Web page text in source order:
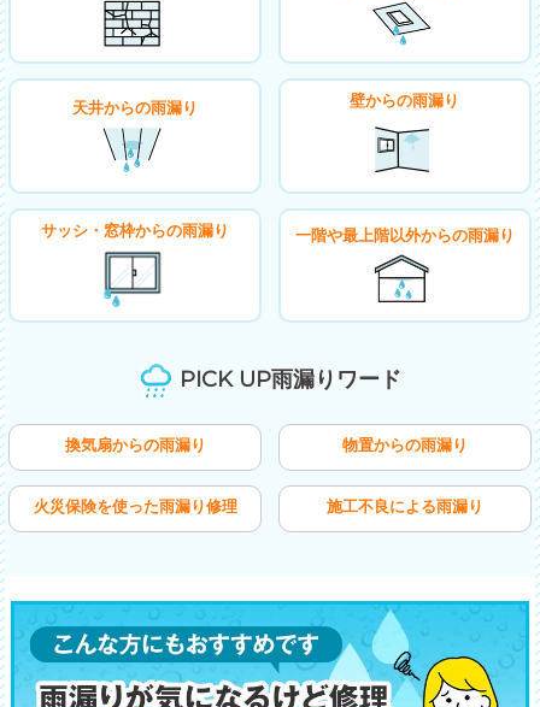
天井からの雨漏り 壁からの雨漏り
サッシ・窓枠からの雨漏り 一階や最上階以外からの雨漏り
PICK UP雨漏りワード
換気扇からの雨漏り 物置からの雨漏り
火災保険を使った雨漏り修理 施工不良による雨漏り